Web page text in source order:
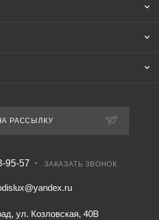
РАССЫЛКУ
95-57 ЗАКАЗАТЬ ЗВОНОК
ул. Козловская, 40В